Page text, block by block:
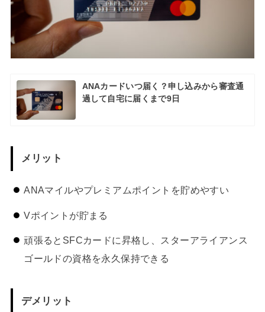
ANAカードいつ届く？申し込みから審査通
過して自宅に届くまで9日
メリット
ANAマイルやプレミアムポイントを貯めやすい
Vポイントが貯まる
頑張るとSFCカードに昇格し、スターアライアンス
ゴールドの資格を永久保持できる
デメリット